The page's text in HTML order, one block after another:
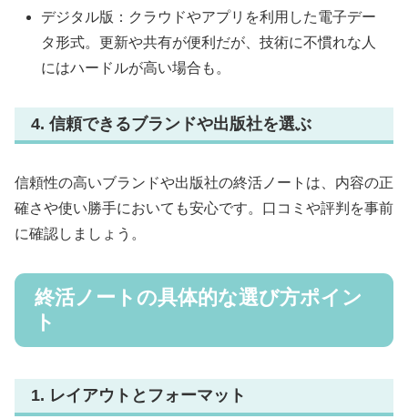
デジタル版：クラウドやアプリを利用した電子デー
タ形式。更新や共有が便利だが、技術に不慣れな人
にはハードルが高い場合も。
4. 信頼できるブランドや出版社を選ぶ
信頼性の高いブランドや出版社の終活ノートは、内容の正
確さや使い勝手においても安心です。口コミや評判を事前
に確認しましょう。
終活ノートの具体的な選び方ポイン
ト
1. レイアウトとフォーマット